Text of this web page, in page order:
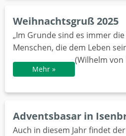
Weihnachtsgruß 2025
„Im Grunde sind es immer
Menschen, die dem Leben
(Wilhelm
Mehr »
Adventsbasar in
Auch in diesem Jahr findet